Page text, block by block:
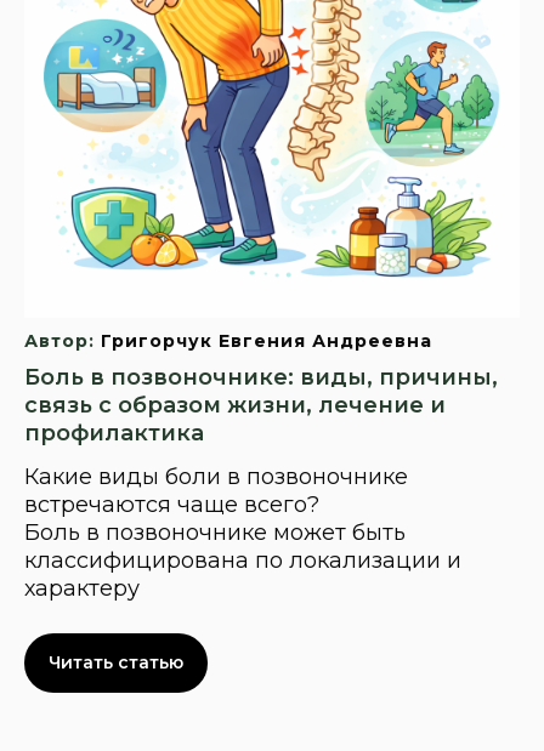
Автор: Григорчук Евгения Андреевна
Боль в позвоночнике: виды, причины,
связь с образом жизни, лечение и
профилактика
Какие виды боли в позвоночнике
встречаются чаще всего?
Боль в позвоночнике может быть
классифицирована по локализации и
характеру
Читать статью